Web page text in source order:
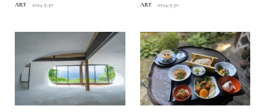
ART 2024.9.30 ART 2024.9.30